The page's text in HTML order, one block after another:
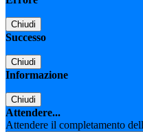
Chiudi
Successo
Chiudi
Informazione
Chiudi
Attendere...
Attendere il completamento